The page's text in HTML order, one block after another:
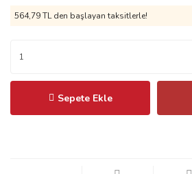
564,79 TLden başlayan taksitlerle!
Sepete Ekle